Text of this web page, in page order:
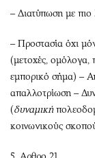
– Διατύπωση με πιο
– Προστασία όχι
(μετοχές, ομόλογα,
εμπορικό σήμα) –
απαλλοτρίωση –
(δυναμική
κοινωνικούς